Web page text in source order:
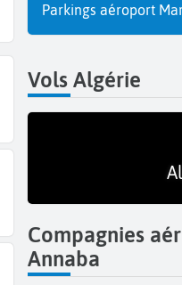
Parkings aéroport
Vols Algérie
Compagnies
Annaba